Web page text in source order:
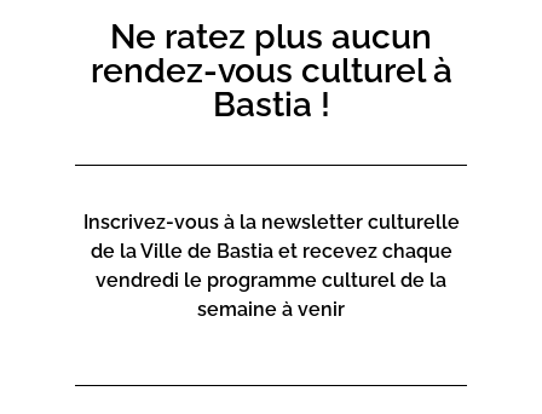
Ne ratez plus aucun
rendez-vous culturel à
Bastia !
Inscrivez-vous à la newsletter culturelle
de la Ville de Bastia et recevez chaque
vendredi le programme culturel de la
semaine à venir